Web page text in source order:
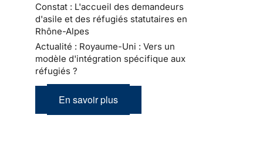
Constat : L'accueil des demandeurs
d'asile et des réfugiés statutaires en
Rhône-Alpes
Actualité : Royaume-Uni : Vers un
modèle d'intégration spécifique aux
réfugiés ?
En savoir plus